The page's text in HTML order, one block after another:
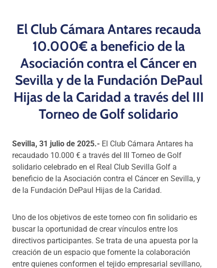
El Club Cámara Antares recauda
10.000€ a beneficio de la
Asociación contra el Cáncer en
Sevilla y de la Fundación DePaul
Hijas de la Caridad a través del III
Torneo de Golf solidario
Sevilla, 31 julio de 2025.- El Club Cámara Antares ha
recaudado 10.000 € a través del III Torneo de Golf
solidario celebrado en el Real Club Sevilla Golf a
beneficio de la Asociación contra el Cáncer en Sevilla, y
de la Fundación DePaul Hijas de la Caridad.
Uno de los objetivos de este torneo con fin solidario es
buscar la oportunidad de crear vínculos entre los
directivos participantes. Se trata de una apuesta por la
creación de un espacio que fomente la colaboración
entre quienes conformen el tejido empresarial sevillano,